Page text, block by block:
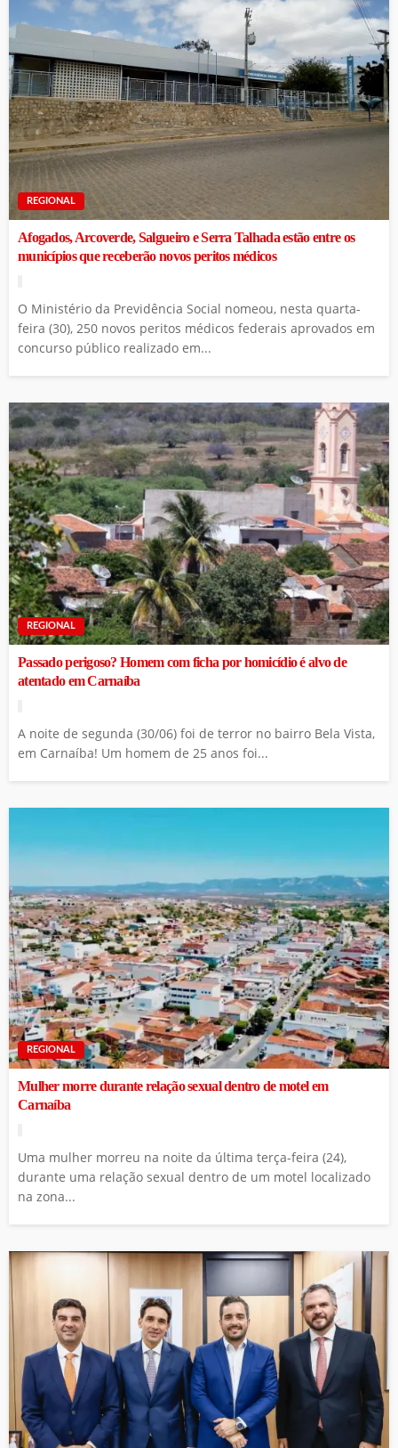
REGIONAL
Afogados, Arcoverde, Salgueiro e Serra Talhada estão entre os
municípios que receberão novos peritos médicos
O Ministério da Previdência Social nomeou, nesta quarta-
feira (30), 250 novos peritos médicos federais aprovados em
concurso público realizado em...
REGIONAL
Passado perigoso? Homem com ficha por homicídio é alvo de
atentado em Carnaíba
A noite de segunda (30/06) foi de terror no bairro Bela Vista,
em Carnaíba! Um homem de 25 anos foi...
REGIONAL
Mulher morre durante relação sexual dentro de motel em
Carnaíba
Uma mulher morreu na noite da última terça-feira (24),
durante uma relação sexual dentro de um motel localizado
na zona...